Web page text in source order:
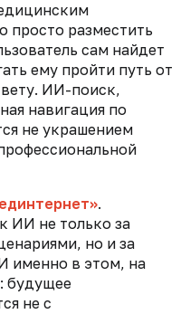
просто разместить
сам найдет
ему пройти путь от
ИИ-поиск,
навигация по
не украшением
.
ИИ не только за
но и за
именно в этом, на
будущее
не с